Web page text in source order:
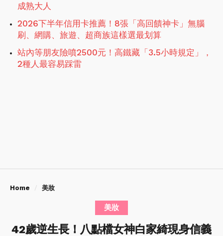
成熟大人
2026下半年信用卡推薦！8張「高回饋神卡」無腦
刷、網購、旅遊、超商族這樣選最划算
站內等朋友險噴2500元！高鐵藏「3.5小時規定」，
2種人最容易踩雷
Home 美妝
美妝
42歲逆生長！八點檔女神白家綺現身信義